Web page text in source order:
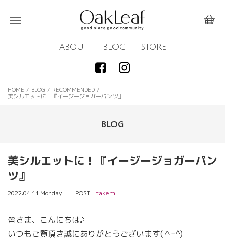
ABOUT BLOG STORE
HOME / BLOG / RECOMMENDED /
美シルエットに！『イージージョガーパンツ』
BLOG
美シルエットに！『イージージョガーパン
ツ』
2022.04.11 Monday POST : takemi
皆さま、こんにちは♪
いつもご覧頂き誠にありがとうございます(＾ｰ^)